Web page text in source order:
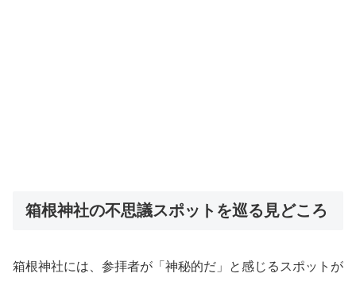
箱根神社の不思議スポットを巡る見どころ
箱根神社には、参拝者が「神秘的だ」と感じるスポットが